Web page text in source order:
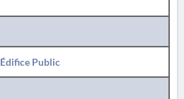
Édifice Public